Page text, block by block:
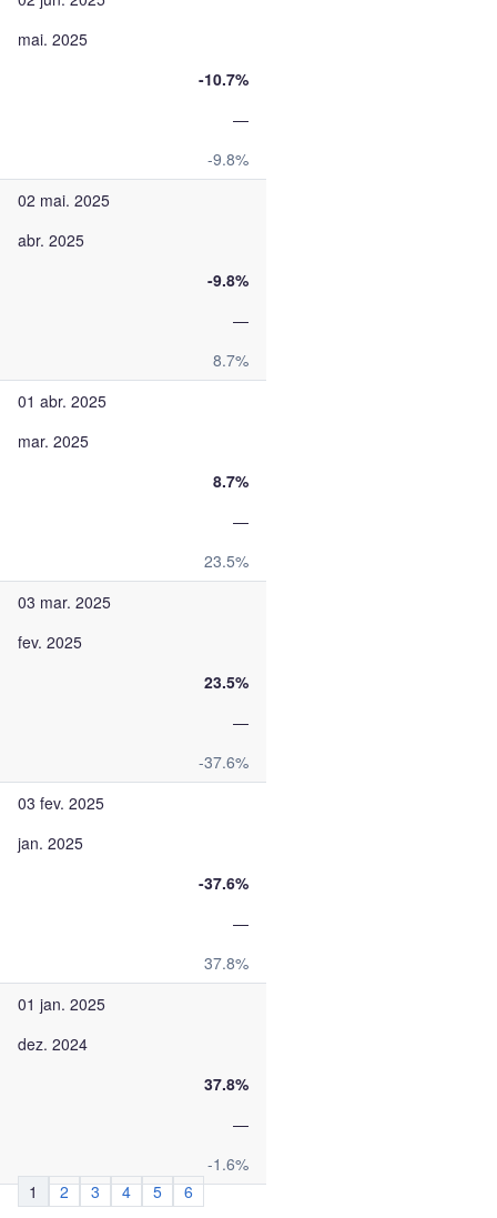
mai. 2025
-10.7%
—
-9.8%
02 mai. 2025
abr. 2025
-9.8%
—
8.7%
01 abr. 2025
mar. 2025
8.7%
—
23.5%
03 mar. 2025
fev. 2025
23.5%
—
-37.6%
03 fev. 2025
jan. 2025
-37.6%
—
37.8%
01 jan. 2025
dez. 2024
37.8%
—
-1.6%
1
2 3 4 5
6